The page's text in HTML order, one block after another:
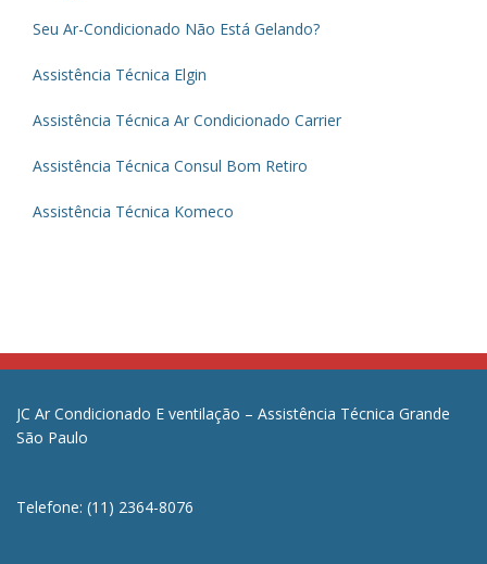
Seu Ar-Condicionado Não Está Gelando?
Assistência Técnica Elgin
Assistência Técnica Ar Condicionado Carrier
Assistência Técnica Consul Bom Retiro
Assistência Técnica Komeco
JC Ar Condicionado E ventilação – Assistência Técnica Grande
São Paulo
Telefone: (11) 2364-8076